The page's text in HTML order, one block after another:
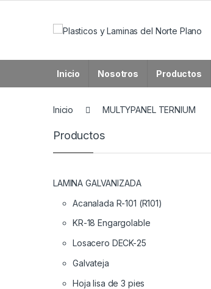
Inicio Nosotros Productos
Inicio MULTYPANEL TERNIUM
Productos
LAMINA GALVANIZADA
Acanalada R-101 (R101)
KR-18 Engargolable
Losacero DECK-25
Galvateja
Hoja lisa de 3 pies